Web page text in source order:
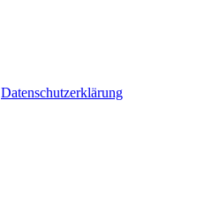
Datenschutzerklärung